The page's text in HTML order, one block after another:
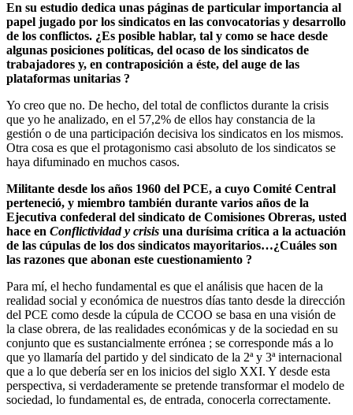
En su estudio dedica unas páginas de particular importancia al
papel jugado por los sindicatos en las convocatorias y desarrollo
de los conflictos. ¿Es posible hablar, tal y como se hace desde
algunas posiciones políticas, del ocaso de los sindicatos de
trabajadores y, en contraposición a éste, del auge de las
plataformas unitarias ?
Yo creo que no. De hecho, del total de conflictos durante la crisis
que yo he analizado, en el 57,2% de ellos hay constancia de la
gestión o de una participación decisiva los sindicatos en los mismos.
Otra cosa es que el protagonismo casi absoluto de los sindicatos se
haya difuminado en muchos casos.
Militante desde los años 1960 del PCE, a cuyo Comité Central
perteneció, y miembro también durante varios años de la
Ejecutiva confederal del sindicato de Comisiones Obreras, usted
hace en Conflictividad y crisis una durísima crítica a la actuación
de las cúpulas de los dos sindicatos mayoritarios…¿Cuáles son
las razones que abonan este cuestionamiento ?
Para mí, el hecho fundamental es que el análisis que hacen de la
realidad social y económica de nuestros días tanto desde la dirección
del PCE como desde la cúpula de CCOO se basa en una visión de
la clase obrera, de las realidades económicas y de la sociedad en su
conjunto que es sustancialmente errónea ; se corresponde más a lo
que yo llamaría del partido y del sindicato de la 2ª y 3ª internacional
que a lo que debería ser en los inicios del siglo XXI. Y desde esta
perspectiva, si verdaderamente se pretende transformar el modelo de
sociedad, lo fundamental es, de entrada, conocerla correctamente.